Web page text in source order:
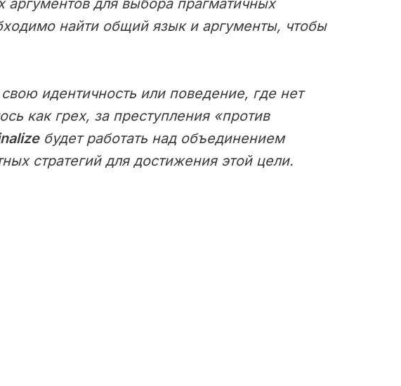
для выбора прагматичных
найти общий язык и аргументы, чтобы
идентичность или поведение, где нет
как грех, за преступления «против
будет работать над объединением
стратегий для достижения этой цели.